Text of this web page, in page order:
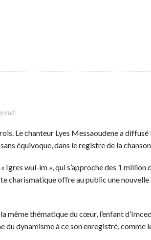
Le chanteur Lyes Messaoudene a
équivoque, dans le registre de la
Igres wul-im », qui s’approche des 1 million
charismatique offre au public une
même thématique du cœur, l’enfant
du dynamisme à ce son enregistré, comme